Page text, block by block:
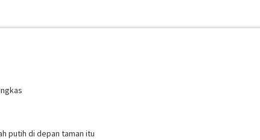
putih di depan taman itu